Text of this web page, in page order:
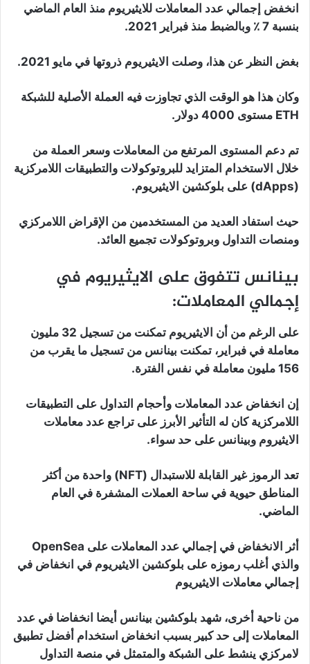
انخفض إجمالي عدد المعاملات للايثيريوم منذ العام الماضي
بنسبة 7 ٪ وبالضبط منذ فبراير 2021.
بغض النظر عن هذا، وصلت الايثيريوم ذروتها في مايو 2021.
وكان هذا هو الوقت الذي تجاوزت فيه العملة الأصلية للشبكة
ETH مستوى 4000 دولار.
تم دعم المستوى المرتفع من المعاملات وسعر العملة من
خلال الاستخدام المتزايد للبروتوكولات والتطبيقات اللامركزية
(dApps) على بلوكشين الايثيريوم.
حيث استفاد العديد من المستخدمين من الإقراض اللامركزي
ومنصات التداول وبروتوكولات تجميع العائد.
بينانس تتفوق على الايثيريوم في
إجمالي المعاملات:
على الرغم من أن الايثيريوم تمكنت من تسجيل 32 مليون
معاملة في فبراير، تمكنت بينانس من تسجيل ما يقرب من
156 مليون معاملة في نفس الفترة.
إن انخفاض عدد المعاملات وأحجام التداول على التطبيقات
اللامركزية كان له التأثير الأبرز على تراجع عدد معاملات
الايثيروم وبينانس على حد سواء.
تعد الرموز غير القابلة للاستبدال (NFT) واحدة من أكثر
المناطق حيوية في ساحة العملات المشفرة في العام
الماضي.
أثر الانخفاض في إجمالي عدد المعاملات على OpenSea
والذي أغلب رموزه على بلوكشين الايثيريوم في انخفاض في
إجمالي معاملات الايثيريوم
من ناحية أخرى، شهد بلوكشين بينانس أيضا انخفاضا في عدد
المعاملات إلى حد كبير بسبب انخفاض استخدام أفضل تطبيق
لامركزي ينشط على الشبكة والمتمثل في منصة التداول